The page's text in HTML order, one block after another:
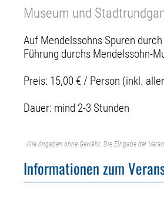
Museum und
Auf Mendelssohns Spuren
Führung durchs Mendelssohn-
Preis: 15,00 € / Person (inkl.
Dauer: mind 2-3 Stunden
Alle Angaben ohne Gewähr. Die Eingabe der
Informationen zum